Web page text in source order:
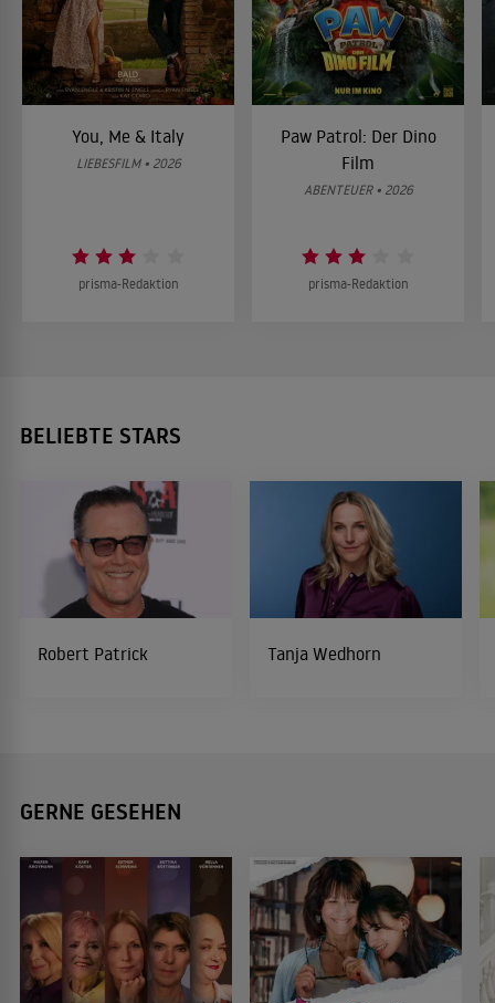
You, Me & Italy
LIEBESFILM • 2026
prisma-Redaktion
Paw Patrol: Der Dino
Film
ABENTEUER • 2026
prisma-Redaktion
BELIEBTE STARS
Robert Patrick Tanja Wedhorn
GERNE GESEHEN